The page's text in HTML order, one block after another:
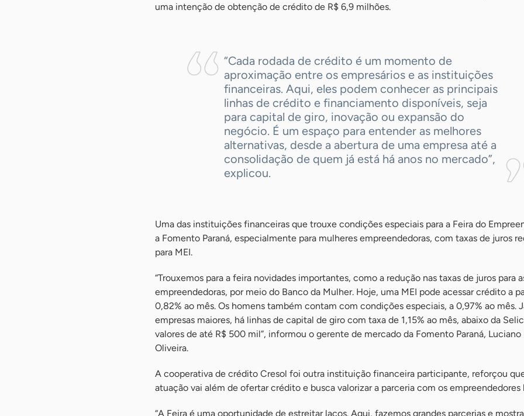
uma intenção de obtenção de crédito de R$ 6,9 milhões.
“Cada rodada de crédito é um momento de
aproximação entre os empresários e as instituições
financeiras. Aqui, eles podem conhecer as principais
linhas de crédito e financiamento disponíveis, seja
para capital de giro, inovação ou expansão do
negócio. É um espaço para entender as melhores
alternativas, desde a abertura de uma empresa até a
consolidação de quem já está há anos no mercado”,
explicou.
Uma das instituições financeiras que trouxe condições especiais para a Feira do
a Fomento Paraná, especialmente para mulheres empreendedoras, com taxas de juros
para MEI.
“Trouxemos para a feira novidades importantes, como a redução nas taxas de juros para
empreendedoras, por meio do Banco da Mulher. Hoje, uma MEI pode acessar crédito a
0,82% ao mês. Os homens também contam com condições especiais, a 0,97% ao mês.
empresas maiores, há linhas de capital de giro com taxa de 1,15% ao mês, abaixo da
valores de até R$ 500 mil”, informou o gerente de mercado da Fomento Paraná,
Oliveira.
A cooperativa de crédito Cresol foi outra instituição financeira participante, reforçou
atuação vai além de ofertar crédito e busca valorizar a parceria com os empreendedores
“A Feira é uma oportunidade de estreitar laços. Aqui, fazemos grandes parcerias e